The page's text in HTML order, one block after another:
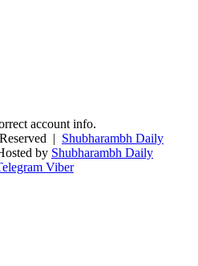
account info.
| Shubharambh Daily
by Shubharambh Daily
Viber